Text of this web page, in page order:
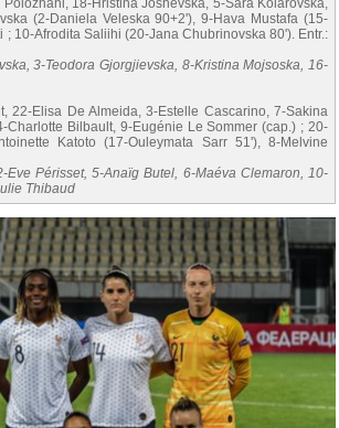
18-Hristina Joshevska, 5-Sara Kolarovska,
(2-Daniela Veleska 90+2'), 9-Hava Mustafa (15-
10-Afrodita Saliihi (20-Jana Chubrinovska 80'). Entr.:
3-Teodora Gjorgjievska, 8-Kristina Mojsoska, 16-
22-Elisa De Almeida, 3-Estelle Cascarino, 7-Sakina
Bilbault, 9-Eugénie Le Sommer (cap.) ; 20-
Katoto (17-Ouleymata Sarr 51'), 8-Melvine
Périsset, 5-Anaïg Butel, 6-Maéva Clemaron, 10-
Thibaud